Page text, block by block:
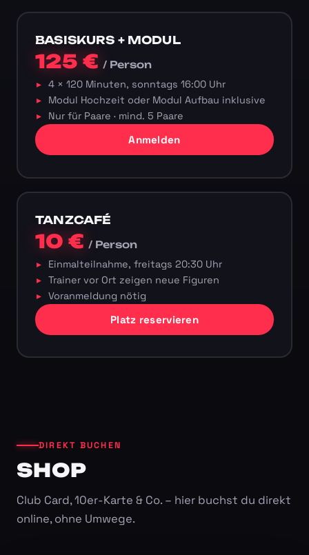
BASISKURS + MODUL
125 €/ Person
4 × 120 Minuten, sonntags 16:00 Uhr
Modul Hochzeit oder Modul Aufbau inklusive
Nur für Paare · mind. 5 Paare
Anmelden
TANZCAFÉ
10 €/ Person
Einmalteilnahme, freitags 20:30 Uhr
Trainer vor Ort zeigen neue Figuren
Voranmeldung nötig
Platz reservieren
DIREKT BUCHEN
SHOP
Club Card, 10er-Karte & Co. – hier buchst du direkt
online, ohne Umwege.